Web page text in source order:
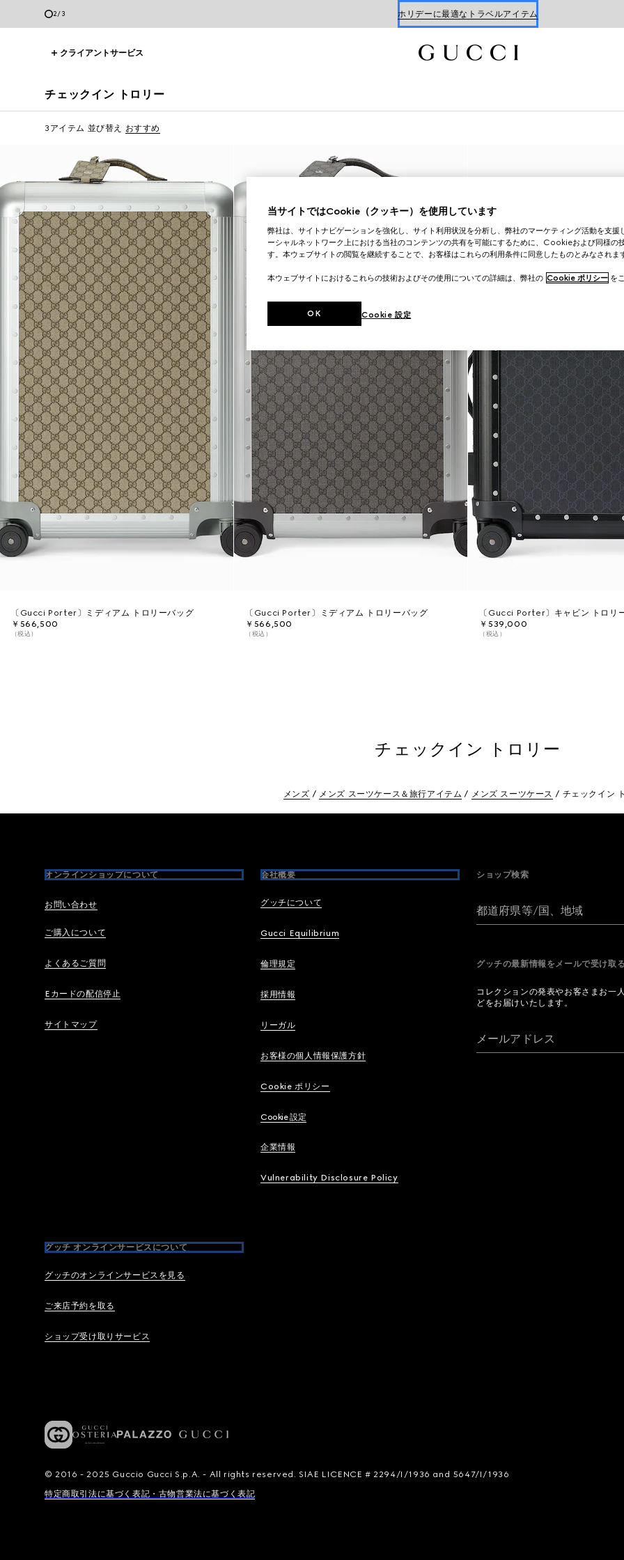
2/3 ホリデーに最適なトラベルアイテム
クライアントサービス
チェックイン トロリー
3アイテム 並び替え おすすめ
〔Gucci Porter〕ミディアム トロリーバッグ
￥566,500
（税込）
〔Gucci Porter〕ミディアム トロリーバッグ
￥566,500
（税込）
〔Gucci Porter〕キャビン トロリ
￥539,000
（税込）
チェックイン トロリー
メンズ メンズ スーツケース＆旅行アイテム メンズ スーツケース チェックイン
オンラインショップについて
お問い合わせ
ご購入について
よくあるご質問
Eカードの配信停止
サイトマップ
会社概要
グッチについて
Gucci Equilibrium
倫理規定
採用情報
リーガル
お客様の個人情報保護方針
Cookie ポリシー
Cookie 設定
企業情報
Vulnerability Disclosure Policy
グッチ オンラインサービスについて
グッチのオンラインサービスを見る
ご来店予約を取る
ショップ受け取りサービス
ショップ検索
都道府県等/国、地域
グッチの最新情報をメールで受け
コレクションの発表やお客さまお一
どをお届けいたします。
メールアドレス
© 2016 - 2025 Guccio Gucci S.p.A. - All rights reserved. SIAE LICENCE # 2294/I/1936 and 5647/I/1936
特定商取引法に基づく表記・古物営業法に基づく表記
当サイトではCookie（クッキー）を使用しています
弊社は、サイトナビゲーションを強化し、サイト利用状況を分析し、弊社のマーケティング活動を支援
ーシャルネットワーク上における当社のコンテンツの共有を可能にするために、Cookieおよび同様の
す。本ウェブサイトの閲覧を継続することで、お客様はこれらの利用条件に同意したものとみなされま
本ウェブサイトにおけるこれらの技術およびその使用についての詳細は、弊社の Cookie ポリシー を
Cookie 設定
OK